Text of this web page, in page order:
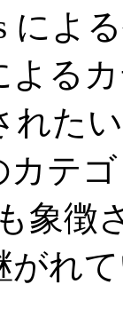
によ
よる
れた
テ
象徴
がれ